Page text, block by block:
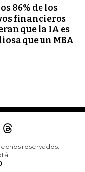
86% de los
financieros
que la IA es
que un MBA
reservados.